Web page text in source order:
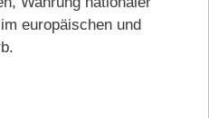
europäischen und